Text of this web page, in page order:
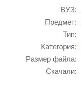
ВУЗ:
Предмет:
Тип:
Категория:
Размер файла:
Скачали: